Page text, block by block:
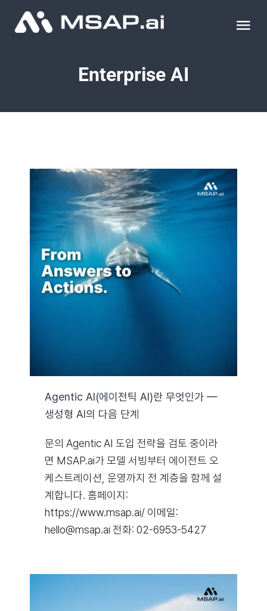
조달물품
이벤트 & 세미나
블로그
Search
Enterprise AI
Agentic AI(에이전틱 AI)란 무엇인가 —
생성형 AI의 다음 단계
문의 Agentic AI 도입 전략을 검토 중이라
면 MSAP.ai가 모델 서빙부터 에이전트 오
케스트레이션, 운영까지 전 계층을 함께 설
계합니다. 홈페이지:
https://www.msap.ai/ 이메일:
hello@msap.ai 전화: 02-6953-5427